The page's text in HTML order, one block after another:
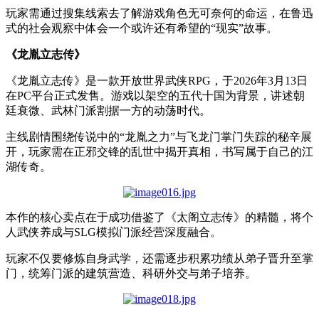
玩家需通过搜集线索去了解游戏角色无可奈何的命运，在鲁迅
式的社会观察中体会一个或许还有希望的“现实”故事。
《龙胤立志传》
《龙胤立志传》是一款开放世界武侠RPG ，于2026年3月 13日
在PC平台正式发售。游戏以架空的五代十国为背景，讲述朝
廷衰微、武林门派割据一方的动荡时代。
主线剧情围绕传说中的“龙胤之力”与飞龙门掌门失踪的秘辛展
开，玩家需在正邪交锋的乱世中揭开真相，书写属于自己的江
湖传奇。
本作的核心卖点在于成功借鉴了《太阁立志传》的精髓，将个
人武侠养成与SLG模拟门派经营深度融合。
玩家不仅要修炼自身武学，还需逐步积累功绩从弟子晋升至掌
门，统筹门派的建筑营造、科研外交与弟子培养。